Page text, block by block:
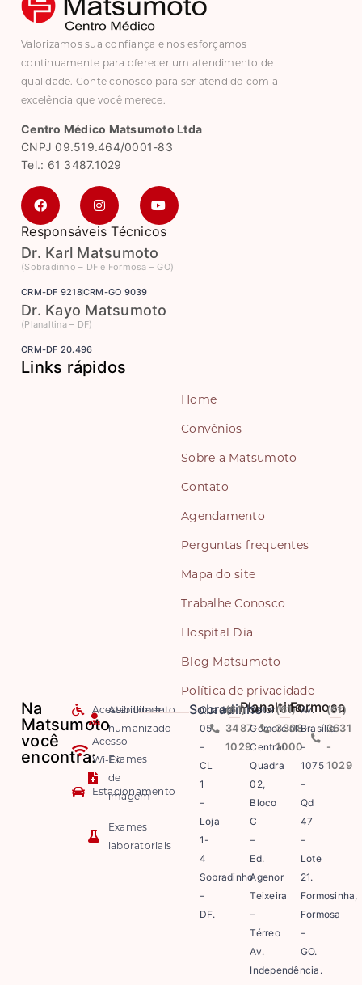
Valorizamos sua confiança e nos esforçamos
continuamente para oferecer um atendimento de
qualidade. Conte conosco para ser atendido com a
excelência que você merece.
Centro Médico Matsumoto Ltda
CNPJ 09.519.464/0001-83
Tel.: 61 3487.1029
Responsáveis Técnicos
Dr. Karl Matsumoto
(Sobradinho – DF e Formosa – GO)
CRM-DF 9218CRM-GO 9039
Dr. Kayo Matsumoto
(Planaltina – DF)
CRM-DF 20.496
Links rápidos
Home
Convênios
Sobre a Matsumoto
Contato
Agendamento
Perguntas frequentes
Mapa do site
Trabalhe Conosco
Hospital Dia
Blog Matsumoto
Política de privacidade
Na
Matsumoto
você
encontra:
Acessibilidade
Acesso
Wi-Fi
Estacionamento
Atendimento
humanizado
Exames
de
imagem
Exames
laboratoriais
Sobradinho
Quadra
05
–
CL
1
–
Loja
1-
4
Sobradinho
–
DF.
(61)
3487-
1029
Planaltina
Setor
Comercial
Central
Quadra
02,
Bloco
C
–
Ed.
Agenor
Teixeira
–
Térreo
Av.
Independência.
(61)
3308-
1000
Formosa
Av.
Brasília
–
1075
–
Qd
47
–
Lote
21.
Formosinha,
Formosa
–
GO.
(61)
3631
-
1029